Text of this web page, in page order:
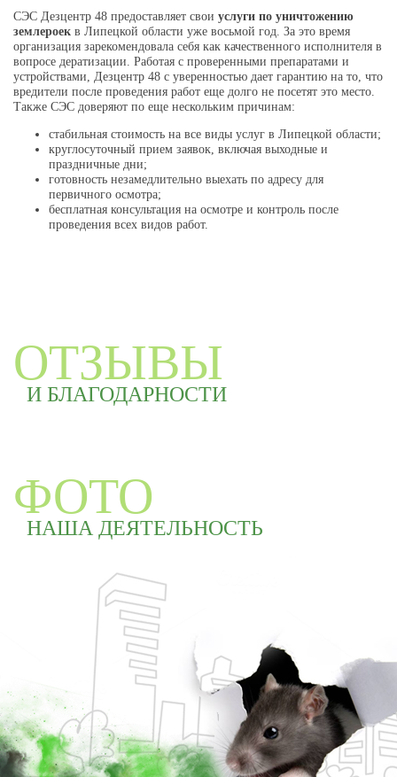
СЭС Дезцентр 48 предоставляет свои услуги по уничтожению
землероек в Липецкой области уже восьмой год. За это время
организация зарекомендовала себя как качественного исполнителя в
вопросе дератизации. Работая с проверенными препаратами и
устройствами, Дезцентр 48 с уверенностью дает гарантию на то, что
вредители после проведения работ еще долго не посетят это место.
Также СЭС доверяют по еще нескольким причинам:
стабильная стоимость на все виды услуг в Липецкой области;
круглосуточный прием заявок, включая выходные и
праздничные дни;
готовность незамедлительно выехать по адресу для
первичного осмотра;
бесплатная консультация на осмотре и контроль после
проведения всех видов работ.
ОТЗЫВЫ
И БЛАГОДАРНОСТИ
ФОТО
НАША ДЕЯТЕЛЬНОСТЬ